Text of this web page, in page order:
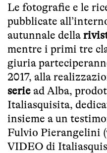
Le fotografie e le
pubblicate
autunnale della
mentre i primi tre
giuria
2017, alla
serie ad Alba,
Italiasquisita,
insieme a un
Fulvio Pierangelini
VIDEO di